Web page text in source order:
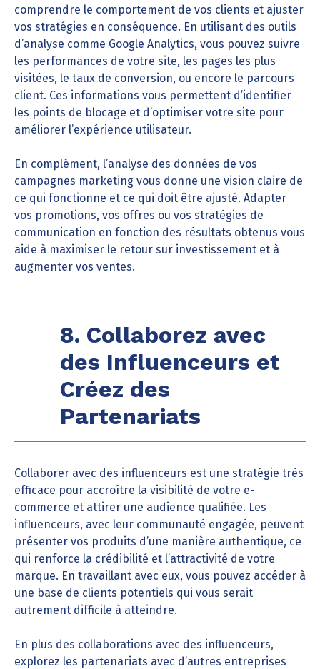
comprendre le comportement de vos clients et ajuster
vos stratégies en conséquence. En utilisant des outils
d’analyse comme Google Analytics, vous pouvez suivre
les performances de votre site, les pages les plus
visitées, le taux de conversion, ou encore le parcours
client. Ces informations vous permettent d’identifier
les points de blocage et d’optimiser votre site pour
améliorer l’expérience utilisateur.
En complément, l’analyse des données de vos
campagnes marketing vous donne une vision claire de
ce qui fonctionne et ce qui doit être ajusté. Adapter
vos promotions, vos offres ou vos stratégies de
communication en fonction des résultats obtenus vous
aide à maximiser le retour sur investissement et à
augmenter vos ventes.
8. Collaborez avec
des Influenceurs et
Créez des
Partenariats
Collaborer avec des influenceurs est une stratégie très
efficace pour accroître la visibilité de votre e-
commerce et attirer une audience qualifiée. Les
influenceurs, avec leur communauté engagée, peuvent
présenter vos produits d’une manière authentique, ce
qui renforce la crédibilité et l’attractivité de votre
marque. En travaillant avec eux, vous pouvez accéder à
une base de clients potentiels qui vous serait
autrement difficile à atteindre.
En plus des collaborations avec des influenceurs,
explorez les partenariats avec d’autres entreprises